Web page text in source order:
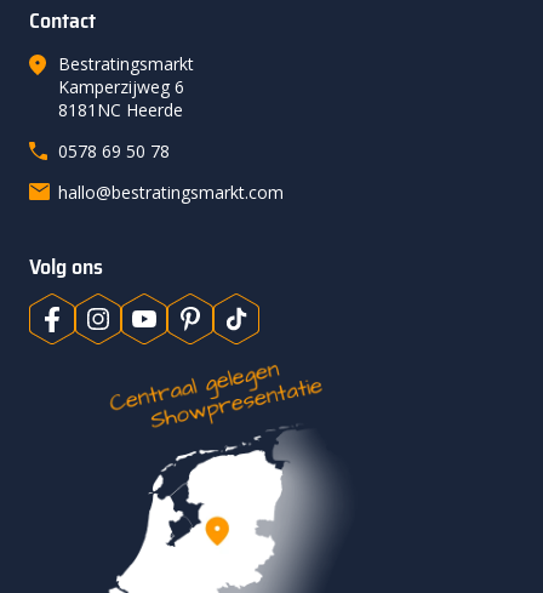
Contact
Bestratingsmarkt
Kamperzijweg 6
8181NC Heerde
0578 69 50 78
hallo@bestratingsmarkt.com
Volg ons